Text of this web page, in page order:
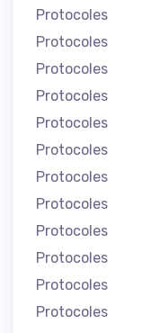
Protocoles
Protocoles
Protocoles
Protocoles
Protocoles
Protocoles
Protocoles
Protocoles
Protocoles
Protocoles
Protocoles
Protocoles